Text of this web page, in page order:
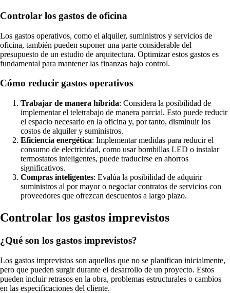
Controlar los gastos de oficina
Los gastos operativos, como el alquiler, suministros y servicios de
oficina, también pueden suponer una parte considerable del
presupuesto de un estudio de arquitectura. Optimizar estos gastos es
fundamental para mantener las finanzas bajo control.
Cómo reducir gastos operativos
Trabajar de manera híbrida: Considera la posibilidad de
implementar el teletrabajo de manera parcial. Esto puede reducir
el espacio necesario en la oficina y, por tanto, disminuir los
costos de alquiler y suministros.
Eficiencia energética: Implementar medidas para reducir el
consumo de electricidad, como usar bombillas LED o instalar
termostatos inteligentes, puede traducirse en ahorros
significativos.
Compras inteligentes: Evalúa la posibilidad de adquirir
suministros al por mayor o negociar contratos de servicios con
proveedores que ofrezcan descuentos a largo plazo.
Controlar los gastos imprevistos
¿Qué son los gastos imprevistos?
Los gastos imprevistos son aquellos que no se planifican inicialmente,
pero que pueden surgir durante el desarrollo de un proyecto. Estos
pueden incluir retrasos en la obra, problemas estructurales o cambios
en las especificaciones del cliente.